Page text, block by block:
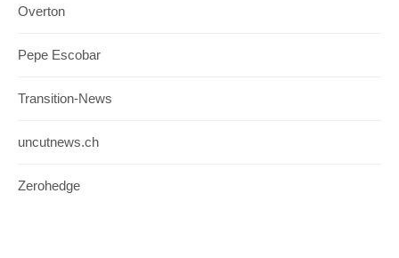
Overton
Pepe Escobar
Transition-News
uncutnews.ch
Zerohedge